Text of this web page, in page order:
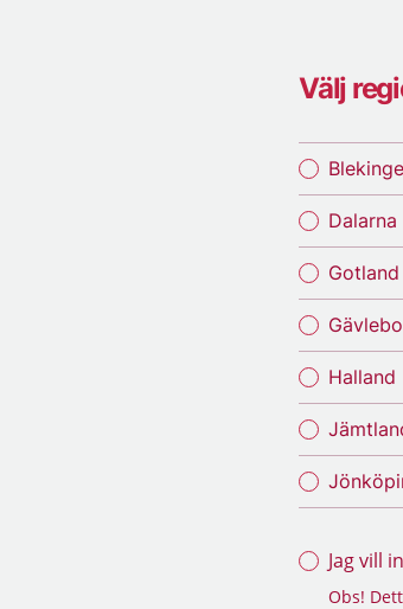
Välj
Blekinge
Dalarna
Gotland
Halland
Jag vill
Obs!